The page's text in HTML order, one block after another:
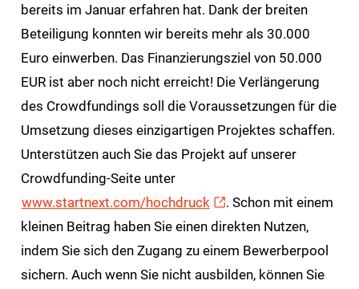
bereits im Januar erfahren hat. Dank der breiten
Beteiligung konnten wir bereits mehr als 30.000
Euro einwerben. Das Finanzierungsziel von 50.000
EUR ist aber noch nicht erreicht! Die Verlängerung
des Crowdfundings soll die Voraussetzungen für die
Umsetzung dieses einzigartigen Projektes schaffen.
Unterstützen auch Sie das Projekt auf unserer
Crowdfunding-Seite unter
www.startnext.com/hochdruck
. Schon mit einem
kleinen Beitrag haben Sie einen direkten Nutzen,
indem Sie sich den Zugang zu einem Bewerberpool
sichern. Auch wenn Sie nicht ausbilden, können Sie